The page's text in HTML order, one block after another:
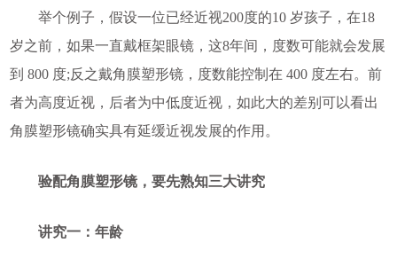
举个例子，假设一位已经近视200度的10 岁孩子，在18
岁之前，如果一直戴框架眼镜，这8年间，度数可能就会发展
到 800 度;反之戴角膜塑形镜，度数能控制在 400 度左右。前
者为高度近视，后者为中低度近视，如此大的差别可以看出
角膜塑形镜确实具有延缓近视发展的作用。
验配角膜塑形镜，要先熟知三大讲究
讲究一：年龄